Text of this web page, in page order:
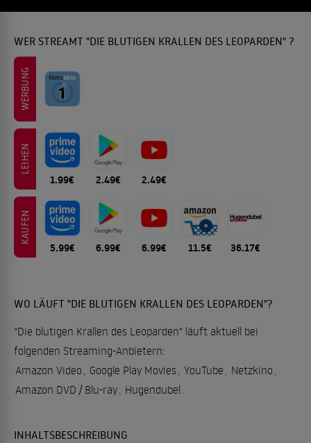
WER STREAMT "DIE BLUTIGEN KRALLEN DES LEOPARDEN" ?
WERBUNG
LEIHEN
1.99€ 2.49€ 2.49€
KAUFEN
5.99€ 6.99€ 6.99€ 11.5€ 36.17€
WO LÄUFT "DIE BLUTIGEN KRALLEN DES LEOPARDEN"?
"Die blutigen Krallen des Leoparden" läuft aktuell bei
folgenden Streaming-Anbietern:
Amazon Video , Google Play Movies, YouTube , Netzkino ,
Amazon DVD / Blu-ray, Hugendubel .
INHALTSBESCHREIBUNG